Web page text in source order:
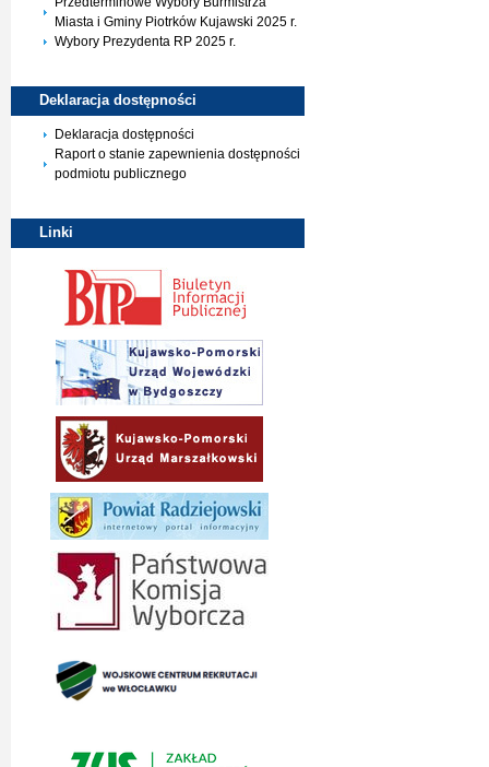
Miasta i Gminy Piotrków Kujawski 2025 r.
Wybory Prezydenta RP 2025 r.
Deklaracja dostępności
Deklaracja dostępności
Raport o stanie zapewnienia dostępności
podmiotu publicznego
Linki